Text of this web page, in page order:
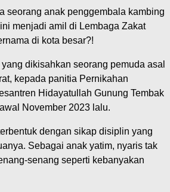
seorang anak penggembala kambing
menjadi amil di Lembaga Zakat
di kota besar?!
dikisahkan seorang pemuda asal
kepada panitia Pernikahan
Hidayatullah Gunung Tembak
November 2023 lalu.
dengan sikap disiplin yang
Sebagai anak yatim, nyaris tak
senang seperti kebanyakan